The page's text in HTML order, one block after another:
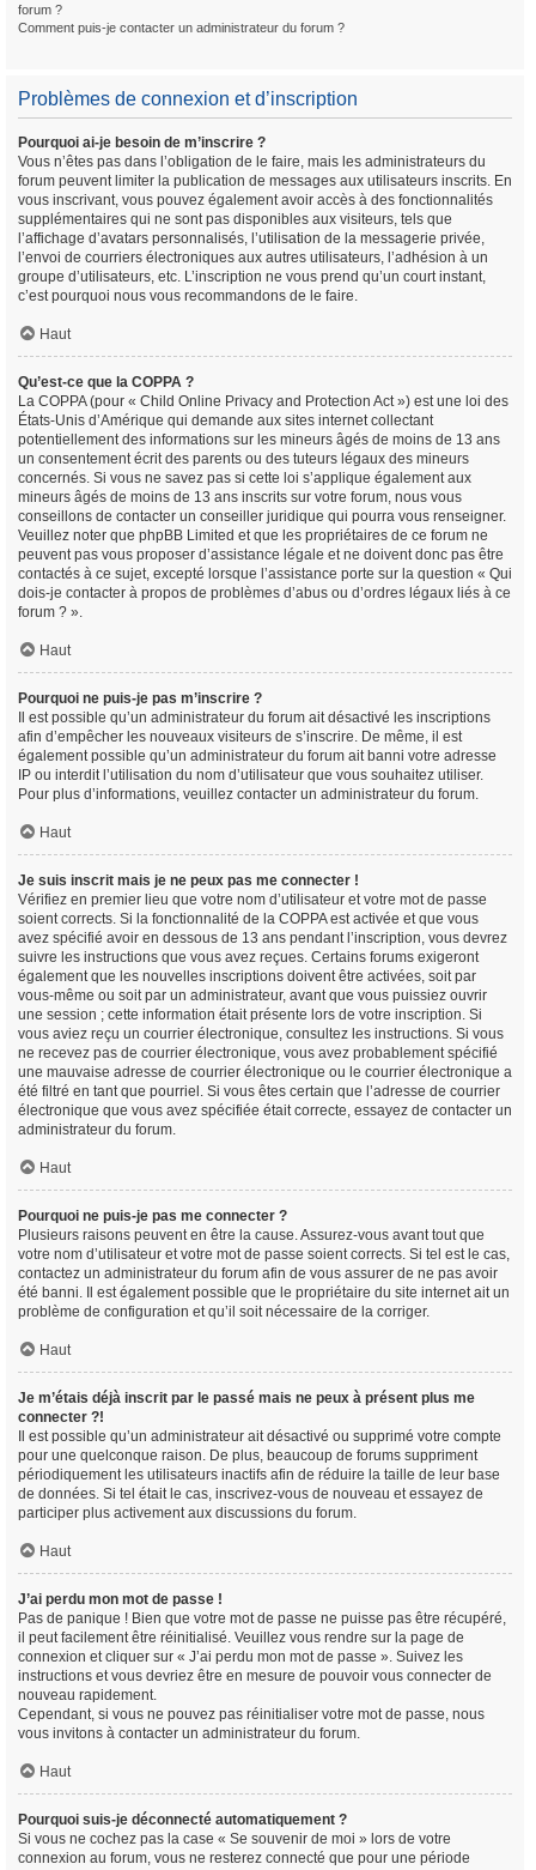
forum ?
Comment puis-je contacter un administrateur du forum ?
Problèmes de connexion et d’inscription
Pourquoi ai-je besoin de m’inscrire ?
Vous n’êtes pas dans l’obligation de le faire, mais les administrateurs du
forum peuvent limiter la publication de messages aux utilisateurs inscrits. En
vous inscrivant, vous pouvez également avoir accès à des fonctionnalités
supplémentaires qui ne sont pas disponibles aux visiteurs, tels que
l’affichage d’avatars personnalisés, l’utilisation de la messagerie privée,
l’envoi de courriers électroniques aux autres utilisateurs, l’adhésion à un
groupe d’utilisateurs, etc. L’inscription ne vous prend qu’un court instant,
c’est pourquoi nous vous recommandons de le faire.
Haut
Qu’est-ce que la COPPA ?
La COPPA (pour « Child Online Privacy and Protection Act ») est une loi des
États-Unis d’Amérique qui demande aux sites internet collectant
potentiellement des informations sur les mineurs âgés de moins de 13 ans
un consentement écrit des parents ou des tuteurs légaux des mineurs
concernés. Si vous ne savez pas si cette loi s’applique également aux
mineurs âgés de moins de 13 ans inscrits sur votre forum, nous vous
conseillons de contacter un conseiller juridique qui pourra vous renseigner.
Veuillez noter que phpBB Limited et que les propriétaires de ce forum ne
peuvent pas vous proposer d’assistance légale et ne doivent donc pas être
contactés à ce sujet, excepté lorsque l’assistance porte sur la question « Qui
dois-je contacter à propos de problèmes d’abus ou d’ordres légaux liés à ce
forum ? ».
Haut
Pourquoi ne puis-je pas m’inscrire ?
Il est possible qu’un administrateur du forum ait désactivé les inscriptions
afin d’empêcher les nouveaux visiteurs de s’inscrire. De même, il est
également possible qu’un administrateur du forum ait banni votre adresse
IP ou interdit l’utilisation du nom d’utilisateur que vous souhaitez utiliser.
Pour plus d’informations, veuillez contacter un administrateur du forum.
Haut
Je suis inscrit mais je ne peux pas me connecter !
Vérifiez en premier lieu que votre nom d’utilisateur et votre mot de passe
soient corrects. Si la fonctionnalité de la COPPA est activée et que vous
avez spécifié avoir en dessous de 13 ans pendant l’inscription, vous devrez
suivre les instructions que vous avez reçues. Certains forums exigeront
également que les nouvelles inscriptions doivent être activées, soit par
vous-même ou soit par un administrateur, avant que vous puissiez ouvrir
une session ; cette information était présente lors de votre inscription. Si
vous aviez reçu un courrier électronique, consultez les instructions. Si vous
ne recevez pas de courrier électronique, vous avez probablement spécifié
une mauvaise adresse de courrier électronique ou le courrier électronique a
été filtré en tant que pourriel. Si vous êtes certain que l’adresse de courrier
électronique que vous avez spécifiée était correcte, essayez de contacter un
administrateur du forum.
Haut
Pourquoi ne puis-je pas me connecter ?
Plusieurs raisons peuvent en être la cause. Assurez-vous avant tout que
votre nom d’utilisateur et votre mot de passe soient corrects. Si tel est le cas,
contactez un administrateur du forum afin de vous assurer de ne pas avoir
été banni. Il est également possible que le propriétaire du site internet ait un
problème de configuration et qu’il soit nécessaire de la corriger.
Haut
Je m’étais déjà inscrit par le passé mais ne peux à présent plus me
connecter ?!
Il est possible qu’un administrateur ait désactivé ou supprimé votre compte
pour une quelconque raison. De plus, beaucoup de forums suppriment
périodiquement les utilisateurs inactifs afin de réduire la taille de leur base
de données. Si tel était le cas, inscrivez-vous de nouveau et essayez de
participer plus activement aux discussions du forum.
Haut
J’ai perdu mon mot de passe !
Pas de panique ! Bien que votre mot de passe ne puisse pas être récupéré,
il peut facilement être réinitialisé. Veuillez vous rendre sur la page de
connexion et cliquer sur « J’ai perdu mon mot de passe ». Suivez les
instructions et vous devriez être en mesure de pouvoir vous connecter de
nouveau rapidement.
Cependant, si vous ne pouvez pas réinitialiser votre mot de passe, nous
vous invitons à contacter un administrateur du forum.
Haut
Pourquoi suis-je déconnecté automatiquement ?
Si vous ne cochez pas la case « Se souvenir de moi » lors de votre
connexion au forum, vous ne resterez connecté que pour une période